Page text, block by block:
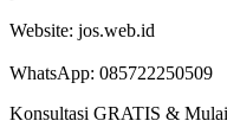
Website: jos.web.id
WhatsApp: 085722250509
Konsultasi GRATIS &